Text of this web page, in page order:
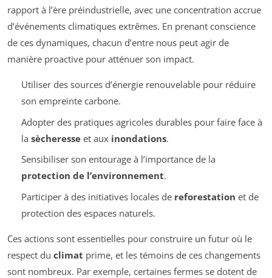
rapport à l’ère préindustrielle, avec une concentration accrue
d’événements climatiques extrêmes. En prenant conscience
de ces dynamiques, chacun d’entre nous peut agir de
manière proactive pour atténuer son impact.
Utiliser des sources d’énergie renouvelable pour réduire
son empreinte carbone.
Adopter des pratiques agricoles durables pour faire face à
la sècheresseet aux inondations.
Sensibiliser son entourage à l’importance de la
protection de l’environnement.
Participer à des initiatives locales de reforestation et de
protection des espaces naturels.
Ces actions sont essentielles pour construire un futur où le
respect du climat prime, et les témoins de ces changements
sont nombreux. Par exemple, certaines fermes se dotent de